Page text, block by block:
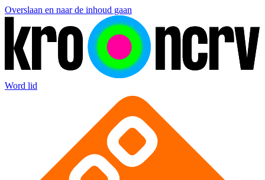
Overslaan en naar de inhoud gaan
Word lid